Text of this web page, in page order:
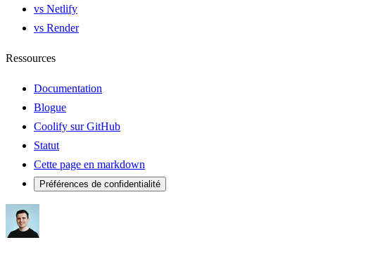
vs Netlify
vs Render
Ressources
Documentation
Blogue
Coolify sur GitHub
Statut
Cette page en markdown
Préférences de confidentialité